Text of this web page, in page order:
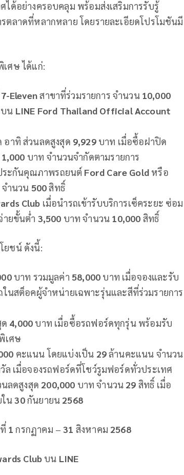
ด้อย่างครอบคลุม พร้อมส่งเสริมการรับรู้
ลาดที่หลากหลาย โดยรายละเอียดโปรโมชันมี
ศษ ได้แก่:
7-Elevenสาขาที่ร่วมรายการ จำนวน 10,000
บน LINE Ford Thailand Official Account
าทิ ส่วนลดสูงสุด 9,929บาท เมื่อซื้อฝาปิด
1,000 บาท จำนวนจำกัดตามรายการ
ระกันคุณภาพรถยนต์ Ford Care Gold หรือ
ำนวน 500สิทธิ์
Club เมื่อนำรถเข้ารับบริการเซ็คระยะ ซ่อม
ยขั้นต่ำ 3,500 บาท จำนวน 10,000 สิทธิ์
ยชน์ ดังนี้:
บาท รวมมูลค่า 58,000 บาท เมื่อจองและรับ
นสต็อคผู้จำหน่ายเฉพาะรุ่นและสีที่ร่วมรายการ
4,000 บาท เมื่อซื้อรถฟอร์ดทุกรุ่น พร้อมรับ
เศษ
คะแนน โดยแบ่งเป็น 29ล้านคะแนน จำนวน
วัล เมื่อจองรถฟอร์ดที่โชว์รูมฟอร์ดทั่วประเทศ
ลดสูงสุด 200,000 บาท จำนวน 29 สิทธิ์ เมื่อ
ใน30กันยายน 2568
1กรกฏาคม –31 สิงหาคม 2568
Club บน LINE